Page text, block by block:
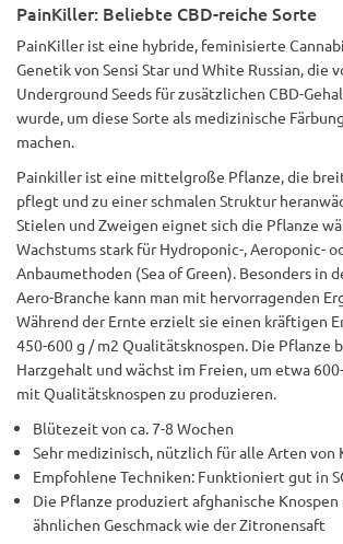
PainKiller: Beliebte CBD-reiche Sorte
PainKiller ist eine hybride, feminisierte
Genetik von Sensi Star und White Russian, die
Underground Seeds für zusätzlichen CBD-
wurde, um diese Sorte als medizinische
machen.
Painkiller ist eine mittelgroße Pflanze, die
pflegt und zu einer schmalen Struktur
Stielen und Zweigen eignet sich die Pflanze
Wachstums stark für Hydroponic-, Aeroponic-
Anbaumethoden (Sea of Green). Besonders in
Aero-Branche kann man mit hervorragenden
Während der Ernte erzielt sie einen kräftigen
450-600 g / m2 Qualitätsknospen. Die Pflanze
Harzgehalt und wächst im Freien, um etwa
mit Qualitätsknospen zu produzieren.
Blütezeit von ca. 7-8 Wochen
Sehr medizinisch, nützlich für alle Arten von
Empfohlene Techniken: Funktioniert gut in
Die Pflanze produziert afghanische
ähnlichen Geschmack wie der Zitronensaft